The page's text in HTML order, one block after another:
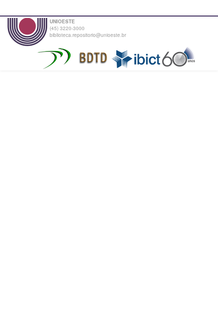
UNIOESTE
(45) 3220-3000
biblioteca.repositorio@unioeste.br